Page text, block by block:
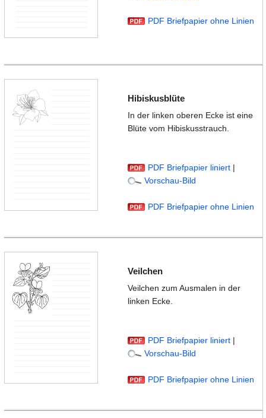
PDF Briefpapier ohne Linien
Hibiskusblüte
In der linken oberen Ecke ist eine
Blüte vom Hibiskusstrauch.
PDF Briefpapier liniert |
Vorschau-Bild
PDF Briefpapier ohne Linien
Veilchen
Veilchen zum Ausmalen in der
linken Ecke.
PDF Briefpapier liniert |
Vorschau-Bild
PDF Briefpapier ohne Linien